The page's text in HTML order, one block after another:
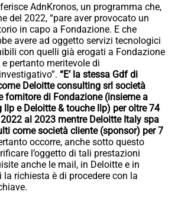
AdnKronos, un programma che,
del 2022, “pare aver provocato un
in capo a Fondazione. E che
avere ad oggetto servizi tecnologici
con quelli già erogati a Fondazione
pertanto meritevole di
“E’ la stessa Gdf di
Deloitte consulting srl società
fornitore di Fondazione (insieme a
e Deloitte & touche llp) per oltre 74
al 2023 mentre Deloitte Italy spa
come società cliente (sponsor) per 7
occorre, anche sotto questo
l’oggetto di tali prestazioni
anche le mail, in Deloitte e in
la richiesta è di procedere con la